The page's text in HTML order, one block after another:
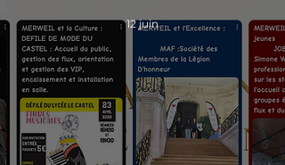
12 juin